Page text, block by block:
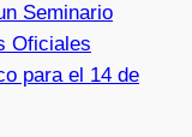
Seminario
Oficiales
para el 14 de